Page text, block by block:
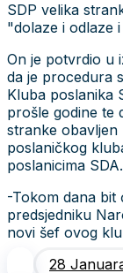
SDP velika
"dolaze i odlaze
On je potvrdio u
da je procedura
Kluba poslanika
prošle godine te
stranke
poslaničkog
poslanicima SDA.
-Tokom dana bit
predsjedniku
novi šef ovog
28